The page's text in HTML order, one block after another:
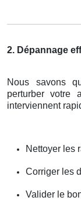
2. Dépannage
Nous savons
perturber votre
interviennent
Nettoyer les
Corriger les
Valider le